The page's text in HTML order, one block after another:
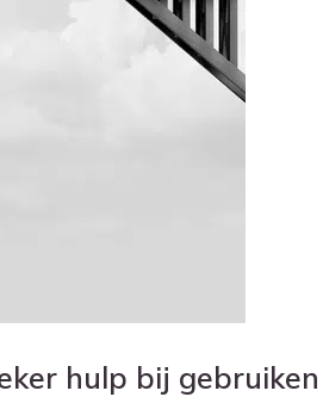
hulp bij gebruiken